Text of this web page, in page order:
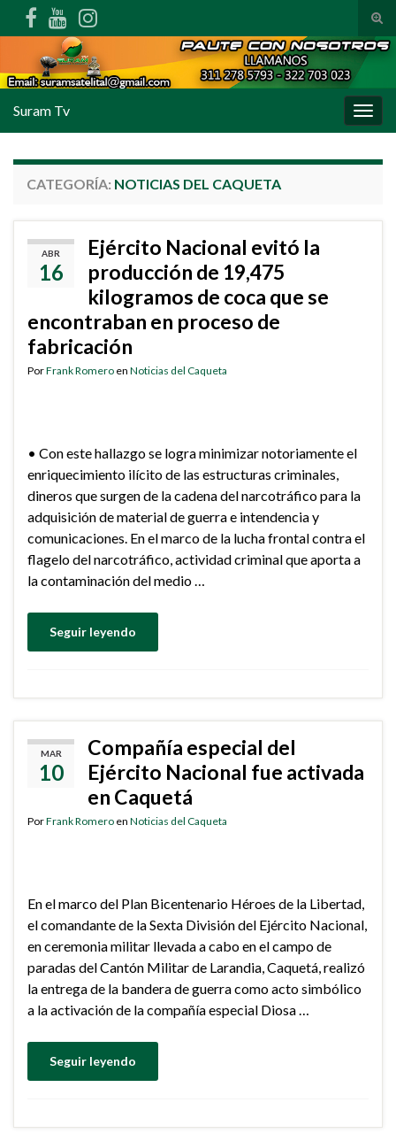
Suram Tv
CATEGORÍA: NOTICIAS DEL CAQUETA
ABR
16
Ejército Nacional evitó la
producción de 19,475
kilogramos de coca que se
encontraban en proceso de
fabricación
PorFrank Romero en Noticias del Caqueta
• Con este hallazgo se logra minimizar notoriamente el
enriquecimiento ilícito de las estructuras criminales,
dineros que surgen de la cadena del narcotráfico para la
adquisición de material de guerra e intendencia y
comunicaciones. En el marco de la lucha frontal contra el
flagelo del narcotráfico, actividad criminal que aporta a
la contaminación del medio …
Seguir leyendo
MAR
10
Compañía especial del
Ejército Nacional fue activada
en Caquetá
PorFrank Romero en Noticias del Caqueta
En el marco del Plan Bicentenario Héroes de la Libertad,
el comandante de la Sexta División del Ejército Nacional,
en ceremonia militar llevada a cabo en el campo de
paradas del Cantón Militar de Larandia, Caquetá, realizó
la entrega de la bandera de guerra como acto simbólico
a la activación de la compañía especial Diosa …
Seguir leyendo